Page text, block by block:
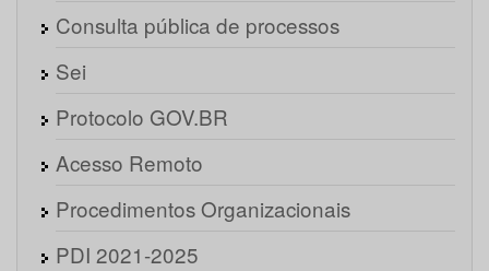
Consulta pública de processos
Sei
Protocolo GOV.BR
Acesso Remoto
Procedimentos Organizacionais
PDI 2021-2025